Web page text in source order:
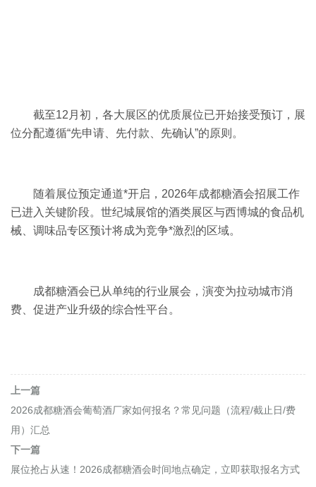
截至12月初，各大展区的优质展位已开始接受预订，展
位分配遵循“先申请、先付款、先确认”的原则。
随着展位预定通道*开启，2026年成都糖酒会招展工作
已进入关键阶段。世纪城展馆的酒类展区与西博城的食品机
械、调味品专区预计将成为竞争*激烈的区域。
成都糖酒会已从单纯的行业展会，演变为拉动城市消
费、促进产业升级的综合性平台。
上一篇
2026成都糖酒会葡萄酒厂家如何报名？常见问题（流程/截止日/费
用）汇总
下一篇
展位抢占从速！2026成都糖酒会时间地点确定，立即获取报名方式